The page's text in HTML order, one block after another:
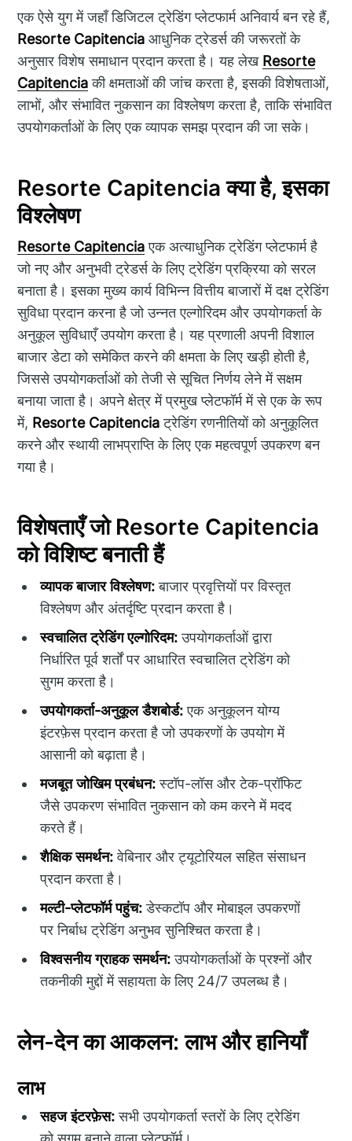
एक ऐसे युग में जहाँ डिजिटल ट्रेडिंग प्लेटफार्म अनिवार्य बन रहे हैं,
Resorte Capitencia आधुनिक ट्रेडर्स की जरूरतों के
अनुसार विशेष समाधान प्रदान करता है। यह लेख Resorte
Capitenciaकी क्षमताओं की जांच करता है, इसकी विशेषताओं,
लाभों, और संभावित नुकसान का विश्लेषण करता है, ताकि संभावित
उपयोगकर्ताओं के लिए एक व्यापक समझ प्रदान की जा सके।
Resorte Capitencia क्या है, इसका
विश्लेषण
Resorte Capitenciaएक अत्याधुनिक ट्रेडिंग प्लेटफार्म है
जो नए और अनुभवी ट्रेडर्स के लिए ट्रेडिंग प्रक्रिया को सरल
बनाता है। इसका मुख्य कार्य विभिन्न वित्तीय बाजारों में दक्ष ट्रेडिंग
सुविधा प्रदान करना है जो उन्नत एल्गोरिदम और उपयोगकर्ता के
अनुकूल सुविधाएँ उपयोग करता है। यह प्रणाली अपनी विशाल
बाजार डेटा को समेकित करने की क्षमता के लिए खड़ी होती है,
जिससे उपयोगकर्ताओं को तेजी से सूचित निर्णय लेने में सक्षम
बनाया जाता है। अपने क्षेत्र में प्रमुख प्लेटफॉर्म में से एक के रूप
में, Resorte Capitenciaट्रेडिंग रणनीतियों को अनुकूलित
करने और स्थायी लाभप्राप्ति के लिए एक महत्वपूर्ण उपकरण बन
गया है।
विशेषताएँ जो Resorte Capitencia
को विशिष्ट बनाती हैं
व्यापक बाजार विश्लेषण:बाजार प्रवृत्तियों पर विस्तृत
विश्लेषण और अंतर्दृष्टि प्रदान करता है।
स्वचालित ट्रेडिंग एल्गोरिदम:उपयोगकर्ताओं द्वारा
निर्धारित पूर्व शर्तों पर आधारित स्वचालित ट्रेडिंग को
सुगम करता है।
उपयोगकर्ता-अनुकूल डैशबोर्ड:एक अनुकूलन योग्य
इंटरफ़ेस प्रदान करता है जो उपकरणों के उपयोग में
आसानी को बढ़ाता है।
मजबूत जोखिम प्रबंधन:स्टॉप-लॉस और टेक-प्रॉफिट
जैसे उपकरण संभावित नुकसान को कम करने में मदद
करते हैं।
शैक्षिक समर्थन:वेबिनार और ट्यूटोरियल सहित संसाधन
प्रदान करता है।
मल्टी-प्लेटफॉर्म पहुंच:डेस्कटॉप और मोबाइल उपकरणों
पर निर्बाध ट्रेडिंग अनुभव सुनिश्चित करता है।
विश्वसनीय ग्राहक समर्थन:उपयोगकर्ताओं के प्रश्नों और
तकनीकी मुद्दों में सहायता के लिए 24/7 उपलब्ध है।
लेन-देन का आकलन: लाभ और हानियाँ
लाभ
सहज इंटरफ़ेस:सभी उपयोगकर्ता स्तरों के लिए ट्रेडिंग